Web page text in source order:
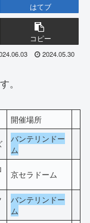
はてブ
コピー
2024.05.30
。
開催場所
バンテリンドー
ム
京セラドーム
バンテリンドー
ム